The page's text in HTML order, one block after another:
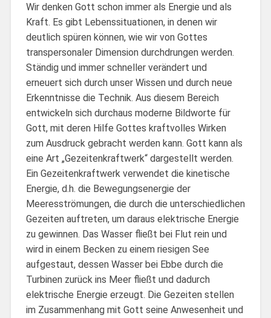
Wir denken Gott schon immer als Energie und als
Kraft. Es gibt Lebenssituationen, in denen wir
deutlich spüren können, wie wir von Gottes
transpersonaler Dimension durchdrungen werden.
Ständig und immer schneller verändert und
erneuert sich durch unser Wissen und durch neue
Erkenntnisse die Technik. Aus diesem Bereich
entwickeln sich durchaus moderne Bildworte für
Gott, mit deren Hilfe Gottes kraftvolles Wirken
zum Ausdruck gebracht werden kann. Gott kann als
eine Art „Gezeitenkraftwerk“ dargestellt werden.
Ein Gezeitenkraftwerk verwendet die kinetische
Energie, d.h. die Bewegungsenergie der
Meeresströmungen, die durch die unterschiedlichen
Gezeiten auftreten, um daraus elektrische Energie
zu gewinnen. Das Wasser fließt bei Flut rein und
wird in einem Becken zu einem riesigen See
aufgestaut, dessen Wasser bei Ebbe durch die
Turbinen zurück ins Meer fließt und dadurch
elektrische Energie erzeugt. Die Gezeiten stellen
im Zusammenhang mit Gott seine Anwesenheit und